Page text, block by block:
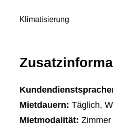
Klimatisierung
Mietdauern: Täglich,
Mietmodalität: Zimmer